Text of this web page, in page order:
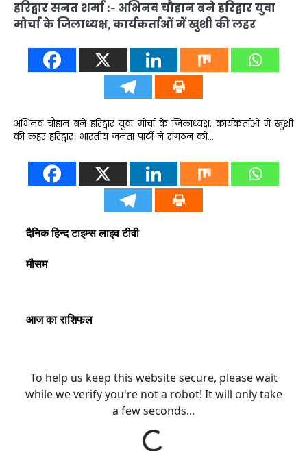
हरिद्वार सनत शर्मा :- अभिनव चौहान बने हरिद्वार युवा
मोर्चा के जिलाध्यक्ष, कार्यकर्ताओं में खुशी की लहर
अभिनव चौहान बने हरिद्वार युवा मोर्चा के जिलाध्यक्ष, कार्यकर्ताओं में खुशी
की लहर हरिद्वार। भारतीय जनता पार्टी ने संगठन को…
दैनिक हिन्द टाइम्स लाइव टीवी
मौसम
आज का राशिफल